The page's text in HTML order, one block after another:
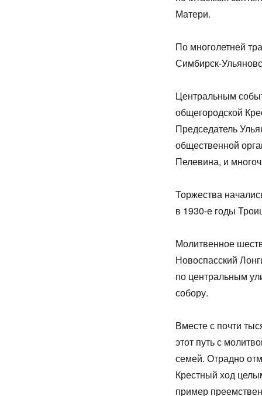
Матери.
По многолетней
Симбирск-
Центральным
общегородской
Председатель
общественной
Пелевина, и
Торжества
в 1930-е годы
Молитвенное
Новоспасский
по центральным
собору.
Вместе с почти
этот путь с
семей. Отрадно
Крестный ход
пример